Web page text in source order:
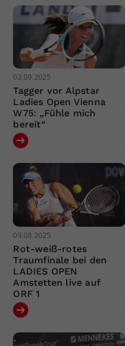
02.09.2025
Tagger vor Alpstar
Ladies Open Vienna
W75: „Fühle mich
bereit“
09.08.2025
Rot-weiß-rotes
Traumfinale bei den
LADIES OPEN
Amstetten live auf
ORF 1